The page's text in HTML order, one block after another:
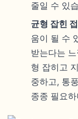
줄일 수 있
균형 잡힌
움이 될 수
받는다는
형 잡히고
중하고, 통
종종 필요